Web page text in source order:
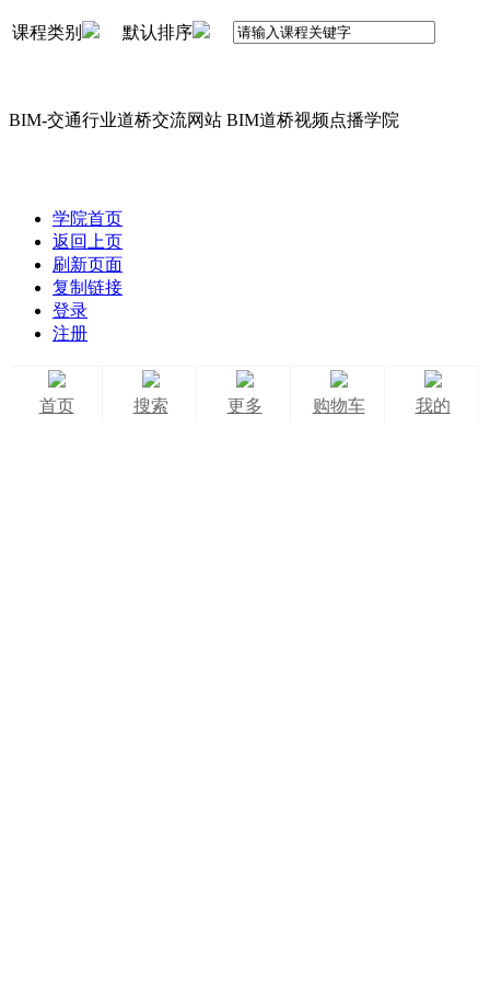
课程类别 默认排序
BIM-交通行业道桥交流网站 BIM道桥视频点播学院
学院首页
返回上页
刷新页面
复制链接
登录
注册
首页 搜索 更多 购物车 我的